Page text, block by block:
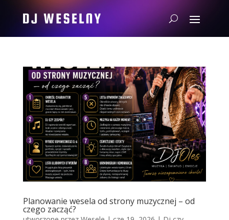
Planowanie wesela od strony muzycznej – od
czego zacząć?